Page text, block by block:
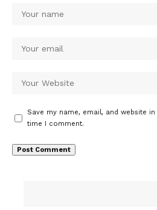
Save my name, email, and website
time I comment.